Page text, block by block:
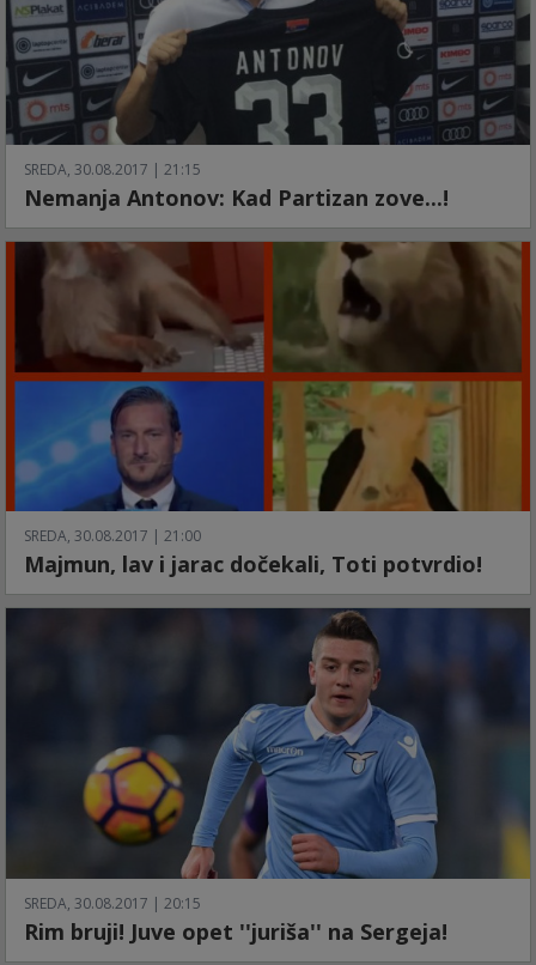
SREDA, 30.08.2017 | 21:15
Nemanja Antonov: Kad Partizan zove...!
SREDA, 30.08.2017 | 21:00
Majmun, lav i jarac dočekali, Toti potvrdio!
SREDA, 30.08.2017 | 20:15
Rim bruji! Juve opet ''juriša'' na Sergeja!